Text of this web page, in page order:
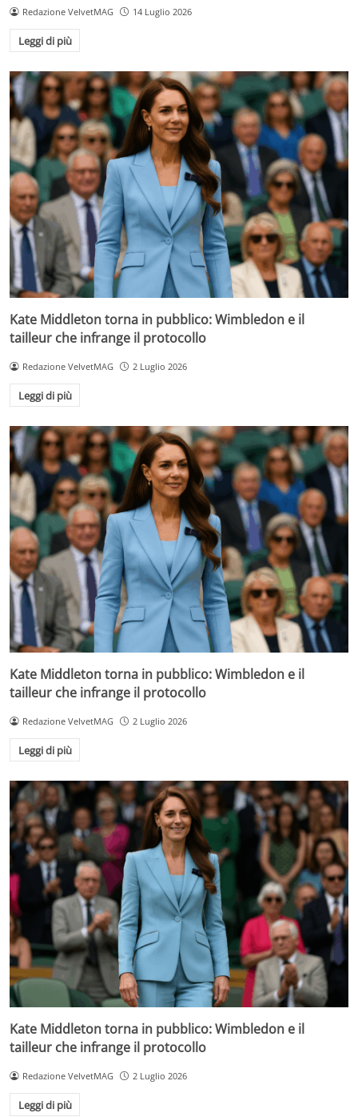
Redazione VelvetMAG 14 Luglio 2026
Leggi di più
Kate Middleton torna in pubblico: Wimbledon e il
tailleur che infrange il protocollo
Redazione VelvetMAG 2 Luglio 2026
Leggi di più
Kate Middleton torna in pubblico: Wimbledon e il
tailleur che infrange il protocollo
Redazione VelvetMAG 2 Luglio 2026
Leggi di più
Kate Middleton torna in pubblico: Wimbledon e il
tailleur che infrange il protocollo
Redazione VelvetMAG 2 Luglio 2026
Leggi di più